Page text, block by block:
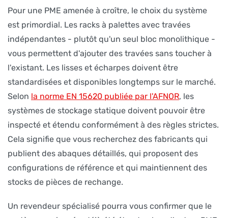
Pour une PME amenée à croître, le choix du système
est primordial. Les racks à palettes avec travées
indépendantes - plutôt qu'un seul bloc monolithique -
vous permettent d'ajouter des travées sans toucher à
l'existant. Les lisses et écharpes doivent être
standardisées et disponibles longtemps sur le marché.
Selon la norme EN 15620 publiée par l'AFNOR, les
systèmes de stockage statique doivent pouvoir être
inspecté et étendu conformément à des règles strictes.
Cela signifie que vous recherchez des fabricants qui
publient des abaques détaillés, qui proposent des
configurations de référence et qui maintiennent des
stocks de pièces de rechange.
Un revendeur spécialisé pourra vous confirmer que le